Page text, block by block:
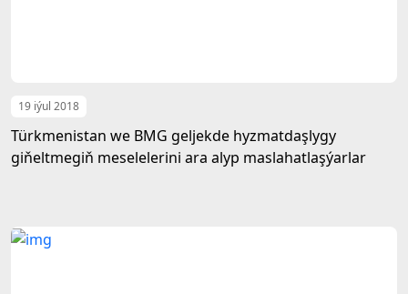
19 iýul 2018
Türkmenistan we BMG geljekde hyzmatdaşlygy
giňeltmegiň meselelerini ara alyp maslahatlaşýarlar